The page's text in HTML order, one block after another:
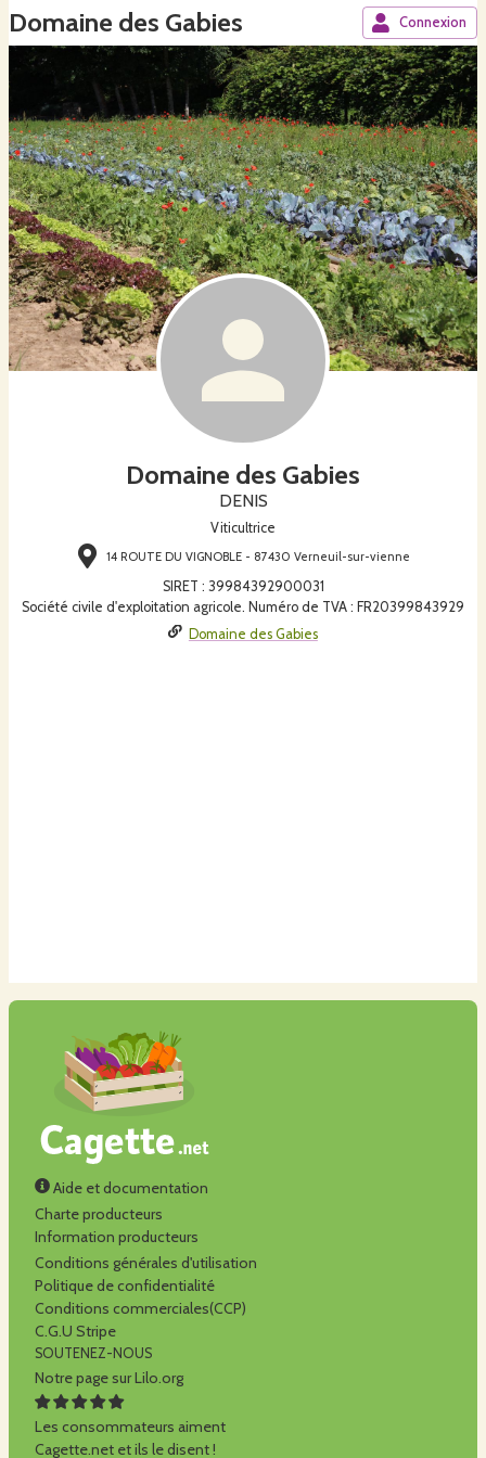
Domaine des Gabies Connexion
Domaine des Gabies
DENIS
Viticultrice
14 ROUTE DU VIGNOBLE - 87430 Verneuil-sur-vienne
SIRET : 39984392900031
Société civile d'exploitation agricole. Numéro de TVA : FR20399843929
Domaine des Gabies
Aide et documentation
Charte producteurs
Information producteurs
Conditions générales d'utilisation
Politique de confidentialité
Conditions commerciales(CCP)
C.G.U Stripe
SOUTENEZ-NOUS
Notre page sur Lilo.org
Les consommateurs aiment
Cagette.net et ils le disent !